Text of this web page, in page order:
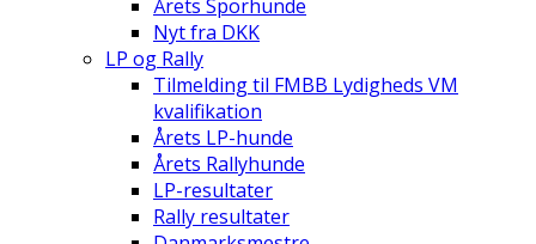
Årets Sporhunde
Nyt fra DKK
LP og Rally
Tilmelding til FMBB Lydigheds VM
kvalifikation
Årets LP-hunde
Årets Rallyhunde
LP-resultater
Rally resultater